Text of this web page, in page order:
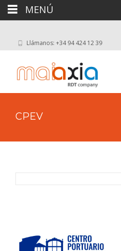
Llámanos: +34 94 424 12 39
CPEV
MENÚ